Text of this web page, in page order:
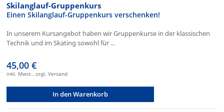
Skilanglauf-Gruppenkurs
Einen Skilanglauf-Gruppenkurs verschenken!
In unserem Kursangebot haben wir Gruppenkurse in der klassischen
Technik und im Skating sowohl für ...
45,00 €
inkl. Mwst., zzgl. Versand
In den Warenkorb